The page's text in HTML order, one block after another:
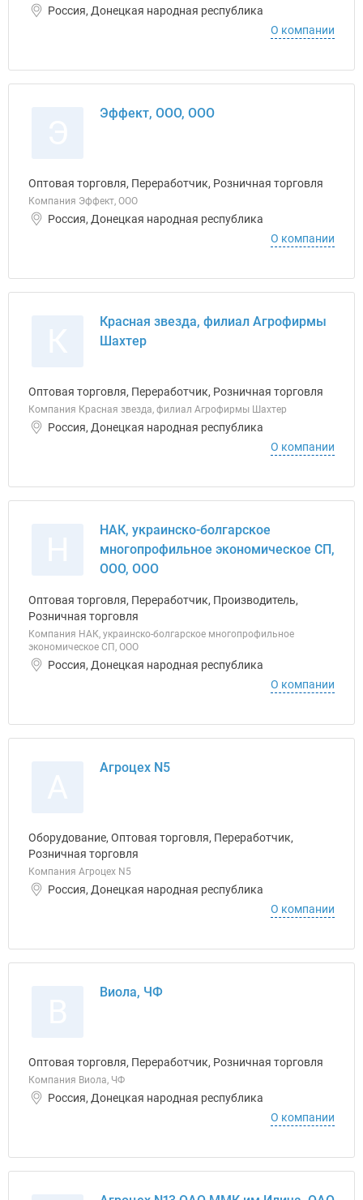
Россия, Донецкая народная республика
О компании
Эффект, ООО, ООО
Оптовая торговля, Переработчик, Розничная торговля
Компания Эффект, ООО
Россия, Донецкая народная республика
О компании
Красная звезда, филиал Агрофирмы
Шахтер
Оптовая торговля, Переработчик, Розничная торговля
Компания Красная звезда, филиал Агрофирмы Шахтер
Россия, Донецкая народная республика
О компании
НАК, украинско-болгарское
многопрофильное экономическое СП,
ООО, ООО
Оптовая торговля, Переработчик, Производитель,
Розничная торговля
Компания НАК, украинско-болгарское многопрофильное
экономическое СП, ООО
Россия, Донецкая народная республика
О компании
Агроцех N5
Оборудование, Оптовая торговля, Переработчик,
Розничная торговля
Компания Агроцех N5
Россия, Донецкая народная республика
О компании
Виола, ЧФ
Оптовая торговля, Переработчик, Розничная торговля
Компания Виола, ЧФ
Россия, Донецкая народная республика
О компании